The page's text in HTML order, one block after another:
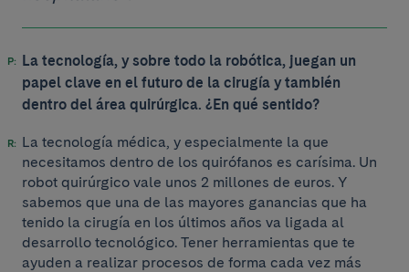
La tecnología, y sobre todo la robótica, juegan un
papel clave en el futuro de la cirugía y también
dentro del área quirúrgica. ¿En qué sentido?
La tecnología médica, y especialmente la que
necesitamos dentro de los quirófanos es carísima. Un
robot quirúrgico vale unos 2 millones de euros. Y
sabemos que una de las mayores ganancias que ha
tenido la cirugía en los últimos años va ligada al
desarrollo tecnológico. Tener herramientas que te
ayuden a realizar procesos de forma cada vez más